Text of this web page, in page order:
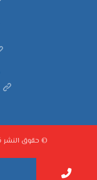
© حقوق النشر 2026. كل الحقوق محفوظة.